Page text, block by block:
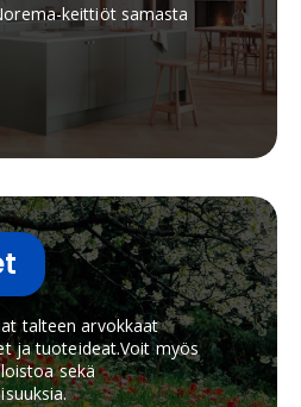
keittiöt samasta
talteen arvokkaat
ja tuoteideat.Voit myös
sekä